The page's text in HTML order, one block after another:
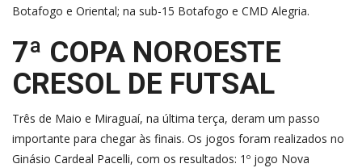
Botafogo e Oriental; na sub-15 Botafogo e CMD Alegria.
7ª COPA NOROESTE
CRESOL DE FUTSAL
Três de Maio e Miraguaí, na última terça, deram um passo
importante para chegar às finais. Os jogos foram realizados no
Ginásio Cardeal Pacelli, com os resultados: 1º jogo Nova